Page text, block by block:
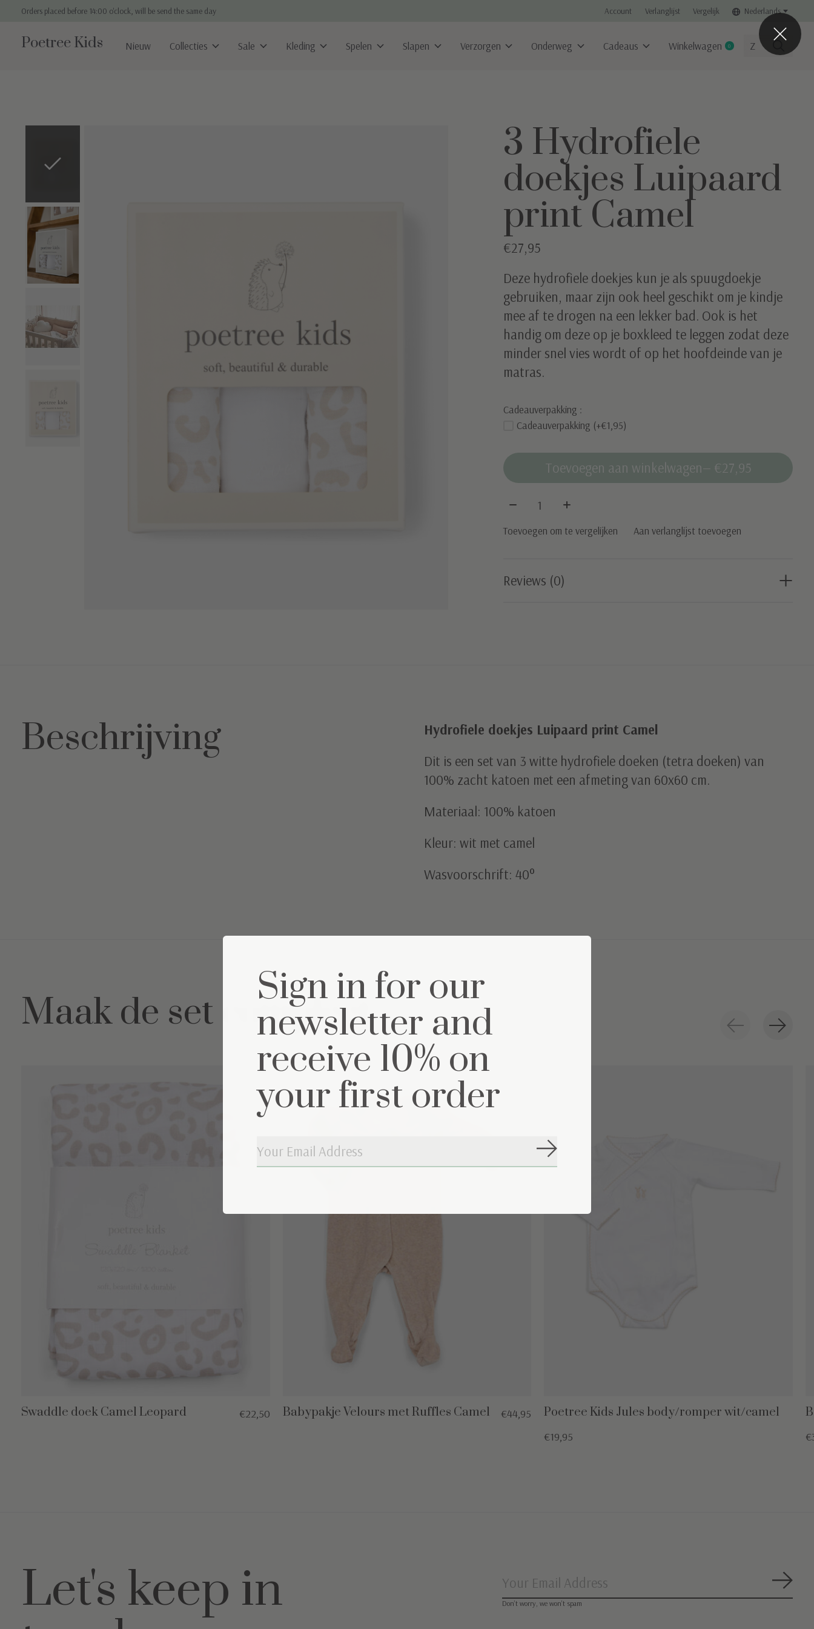
Orders placed before 14:00 o'clock, will be send the same day Account Verlanglijst Vergelijk Nederlands
Poetree Kids Nieuw Collecties Sale Kleding Spelen Slapen Verzorgen Onderweg Cadeaus Winkelwagen 0items
3 Hydrofiele
doekjes Luipaard
print Camel
€27,95
Deze hydrofiele doekjes kun je als spuugdoekje
gebruiken, maar zijn ook heel geschikt om je kindje
mee af te drogen na een lekker bad. Ook is het
handig om deze op je boxkleed te leggen zodat deze
minder snel vies wordt of op het hoofdeinde van je
matras.
Cadeauverpakking :
Cadeauverpakking (+€1,95)
Toevoegen aan winkelwagen
— €27,95
Aantal:
Toevoegen om te vergelijken Aan verlanglijst toevoegen
Reviews (0)
Beschrijving
Hydrofiele doekjes Luipaard print Camel
Dit is een set van 3 witte hydrofiele doeken (tetra doeken) van
100% zacht katoen met een afmeting van 60x60 cm.
Materiaal: 100% katoen
Kleur: wit met camel
Wasvoorschrift: 40°
Maak de set compleet
Swaddle doek Camel Leopard €22,50 Babypakje Velours met Ruffles Camel €44,95 Poetree Kids Jules body/romper wit/camel
€19,95
Let's keep in
Don’t worry, we won’t spam
Sign in for our
newsletter and
receive 10% on
your first order
Abonneer